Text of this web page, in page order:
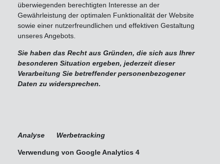
überwiegenden berechtigten Interesse an der
Gewährleistung der optimalen Funktionalität der Website
sowie einer nutzerfreundlichen und effektiven Gestaltung
unseres Angebots.
Sie haben das Recht aus Gründen, die sich aus Ihrer
besonderen Situation ergeben, jederzeit dieser
Verarbeitung Sie betreffender personenbezogener
Daten zu widersprechen.
Analyse Werbetracking
Verwendung von Google Analytics 4